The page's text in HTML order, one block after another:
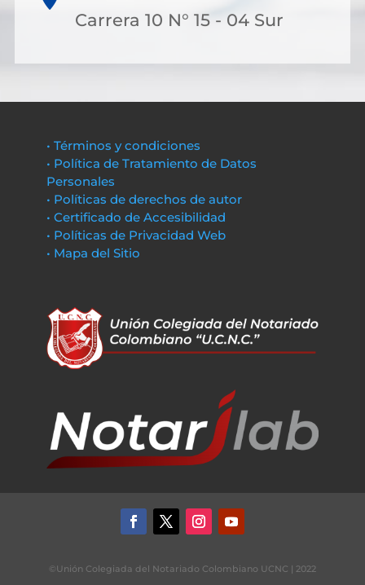
Carrera 10 N° 15 - 04 Sur
• Términos y condiciones
• Política de Tratamiento de Datos
Personales
• Políticas de derechos de autor
• Certificado de Accesibilidad
• Políticas de Privacidad Web
• Mapa del Sitio
©Unión Colegiada del Notariado Colombiano UCNC | 2022